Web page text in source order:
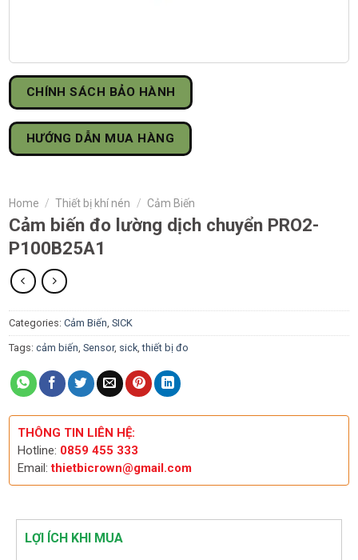
CHÍNH SÁCH BẢO HÀNH
HƯỚNG DẪN MUA HÀNG
Home / Thiết bị khí nén / Cảm Biến
Cảm biến đo lường dịch chuyển PRO2-
P100B25A1
Categories: Cảm Biến SICK
Tags: cảm biến Sensor, sick ,thiết bị đo
THÔNG TIN LIÊN HỆ:
Hotline: 0859 455 333
Email:thietbicrown@gmail.com
LỢI ÍCH KHI MUA